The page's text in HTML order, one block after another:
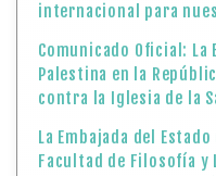
internacional para
Comunicado Oficial: La
Palestina en la
contra la Iglesia de la
La Embajada del
Facultad de Filosofía y